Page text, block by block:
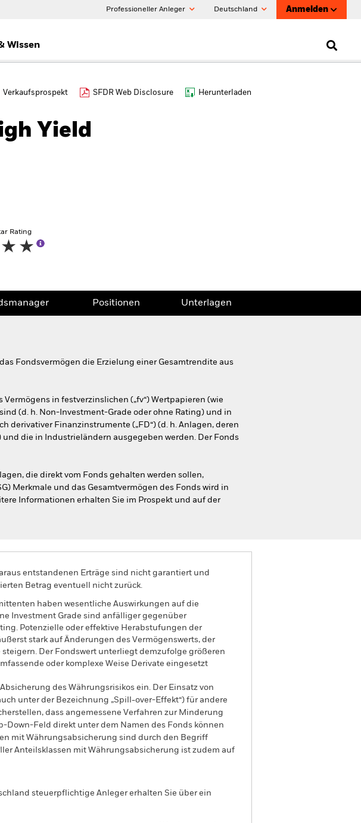
Professioneller Anleger Deutschland Anmelden
Wissen
Verkaufsprospekt SFDR Web Disclosure Herunterladen
Yield
Rating
Positionen Unterlagen
Fondsvermögen die Erzielung einer Gesamtrendite aus
in festverzinslichen („fv“) Wertpapieren (wie
(d. h. Non-Investment-Grade oder ohne Rating) und in
derivativer Finanzinstrumente („FD“) (d. h. Anlagen, deren
die in Industrieländern ausgegeben werden. Der Fonds
die direkt vom Fonds gehalten werden sollen,
Merkmale und das Gesamtvermögen des Fonds wird in
Informationen erhalten Sie im Prospekt und auf der
entstandenen Erträge sind nicht garantiert und
Betrag eventuell nicht zurück.
haben wesentliche Auswirkungen auf die
Investment Grade sind anfälliger gegenüber
Potenzielle oder effektive Herabstufungen der
stark auf Änderungen des Vermögenswerts, der
Der Fondswert unterliegt demzufolge größeren
oder komplexe Weise Derivate eingesetzt
des Währungsrisikos ein. Der Einsatz von
unter der Bezeichnung „Spill-over-Effekt“) für andere
dass angemessene Verfahren zur Minderung
Down-Feld direkt unter dem Namen des Fonds können
mit Währungsabsicherung sind durch den Begriff
Anteilsklassen mit Währungsabsicherung ist zudem auf
steuerpflichtige Anleger erhalten Sie über ein